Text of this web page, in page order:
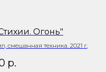
Огонь"
смешанная техника. 2021 г.
р.